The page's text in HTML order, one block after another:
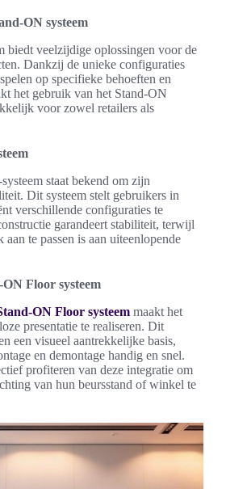
ON systeem
biedt veelzijdige oplossingen voor de
Dankzij de unieke configuraties
op specifieke behoeften en
het gebruik van het Stand-ON
voor zowel retailers als
staat bekend om zijn
Dit systeem stelt gebruikers in
verschillende configuraties te
garandeert stabiliteit, terwijl
te passen is aan uiteenlopende
Floor systeem
ON Floor systeem maakt het
presentatie te realiseren. Dit
een visueel aantrekkelijke basis,
en demontage handig en snel.
profiteren van deze integratie om
van hun beursstand of winkel te